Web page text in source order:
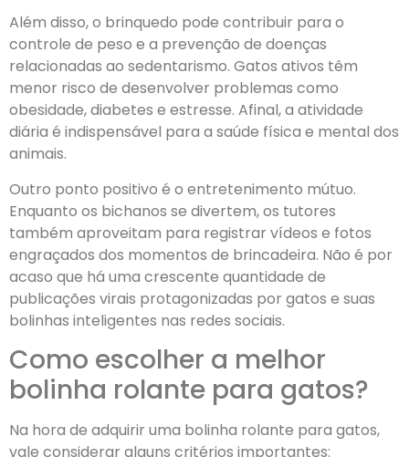
Além disso, o brinquedo pode contribuir para o
controle de peso e a prevenção de doenças
relacionadas ao sedentarismo. Gatos ativos têm
menor risco de desenvolver problemas como
obesidade, diabetes e estresse. Afinal, a atividade
diária é indispensável para a saúde física e mental dos
animais.
Outro ponto positivo é o entretenimento mútuo.
Enquanto os bichanos se divertem, os tutores
também aproveitam para registrar vídeos e fotos
engraçados dos momentos de brincadeira. Não é por
acaso que há uma crescente quantidade de
publicações virais protagonizadas por gatos e suas
bolinhas inteligentes nas redes sociais.
Como escolher a melhor
bolinha rolante para gatos?
Na hora de adquirir uma bolinha rolante para gatos,
vale considerar alguns critérios importantes: